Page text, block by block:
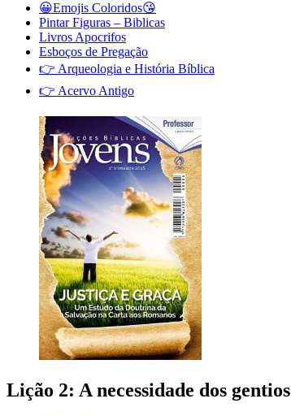
😀Emojis Coloridos😘
Pintar Figuras – Biblicas
Livros Apocrifos
Esboços de Pregação
👉 Arqueologia e História Bíblica
👉 Acervo Antigo
Lição 2: A necessidade dos gentios